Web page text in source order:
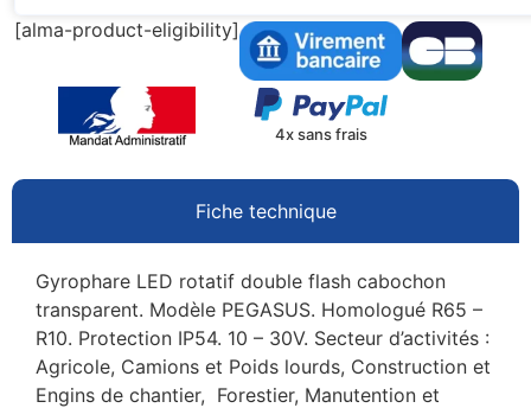
[alma-product-eligibility]
4x sans frais
Fiche technique
Gyrophare LED rotatif double flash cabochon
transparent. Modèle PEGASUS. Homologué R65 –
R10. Protection IP54. 10 – 30V. Secteur d’activités :
Agricole, Camions et Poids lourds, Construction et
Engins de chantier, Forestier, Manutention et